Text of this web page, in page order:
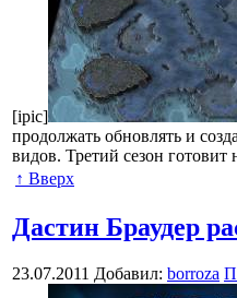
[ipic]
продолжать обновлять и
видов. Третий сезон
↑ Вверх
Дастин Браудер
23.07.2011 Добавил: borroza